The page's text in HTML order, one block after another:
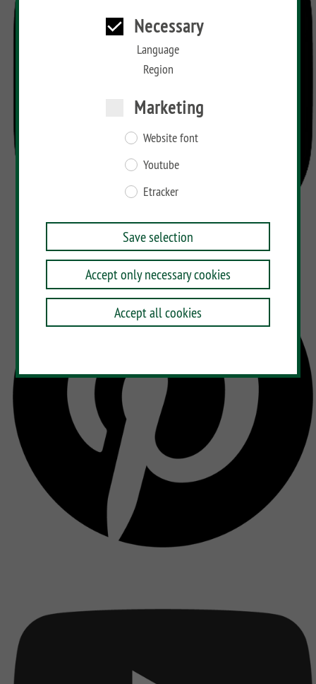
Necessary
Language
Region
Marketing
Website font
Youtube
Etracker
Save selection
Accept only necessary cookies
Accept all cookies